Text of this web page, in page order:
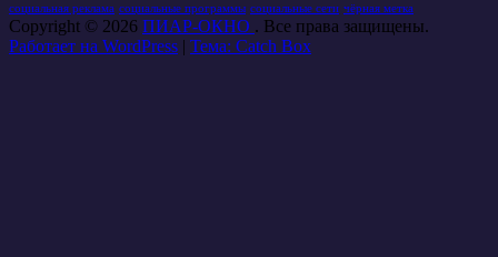
социальная реклама социальные программы социальные сети чёрная метка
Copyright © 2026 ПИАР-ОКНО . Все права защищены.
Работает на WordPress | Тема: Catch Box